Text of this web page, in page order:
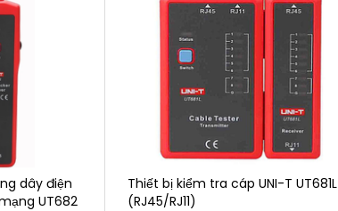
dây điện
thoại, bộ kiểm tra cáp mạng UT682
Thiết bị kiểm tra cáp UNI-T UT681L
(RJ45/RJ11)